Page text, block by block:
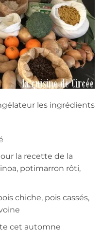
les ingrédients
la recette de la
potimarron rôti,
chiche, pois cassés,
cet automne